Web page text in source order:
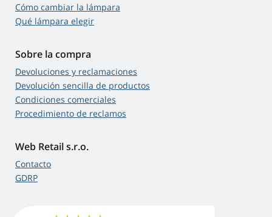
Cómo cambiar la lámpara
Qué lámpara elegir
Sobre la compra
Devoluciones y reclamaciones
Devolución sencilla de productos
Condiciones comerciales
Procedimiento de reclamos
Web Retail s.r.o.
Contacto
GDRP